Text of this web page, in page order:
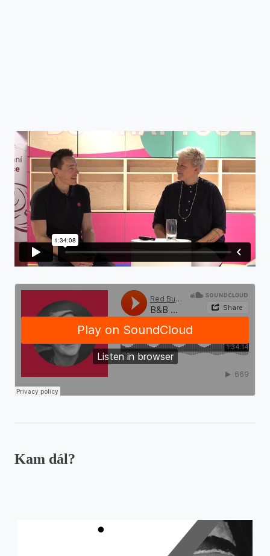
Red Button·B&B S Eliškou Podzimkovou - Eliška Podzimková a její ilustrovaný svět
Kam dál?